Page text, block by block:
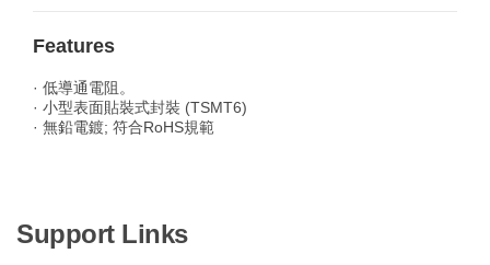
Features
· 低導通電阻。
· 小型表面貼裝式封裝 (TSMT6)
· 無鉛電鍍; 符合RoHS規範
Support Links